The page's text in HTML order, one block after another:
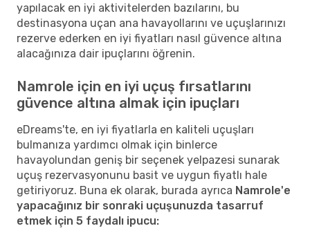
yapılacak en iyi aktivitelerden bazılarını, bu
destinasyona uçan ana havayollarını ve uçuşlarınızı
rezerve ederken en iyi fiyatları nasıl güvence altına
alacağınıza dair ipuçlarını öğrenin.
Namrole için en iyi uçuş fırsatlarını
güvence altına almak için ipuçları
eDreams'te, en iyi fiyatlarla en kaliteli uçuşları
bulmanıza yardımcı olmak için binlerce
havayolundan geniş bir seçenek yelpazesi sunarak
uçuş rezervasyonunu basit ve uygun fiyatlı hale
getiriyoruz. Buna ek olarak, burada ayrıca Namrole'e
yapacağınız bir sonraki uçuşunuzda tasarruf
etmek için 5 faydalı ipucu: